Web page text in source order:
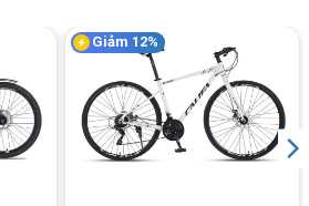
SENSAH REFLEX
Fornix – 2 dĩa
Fornix – 8 líp
Giảm 12%